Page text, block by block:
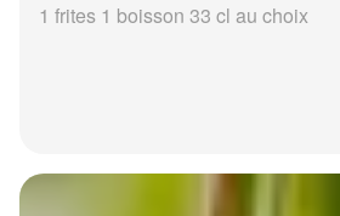
1 frites 1 boisson 33 cl au choix